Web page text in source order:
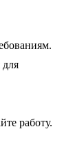
для
работу.